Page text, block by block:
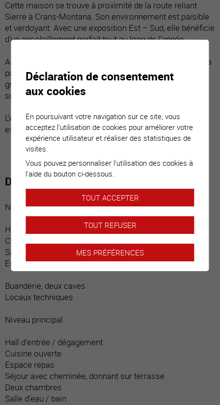
Cette maison se trouve à proximité de la route reliant
Sierre à Crans-Montana. Son environnement est paisible
et verdoyant. Avec une exposition Est – Sud, elle bénéficie
d’un ensoleillement parfait tout au long de l’année.
Au niveau supérieur de ce bien se trouve l’ensemble de la
partie habitable. Le séjour et la cuisine s’ouvrent sur une
grande terrasse d’angle. Deux chambres sont également
sur cet étage, une troisième au niveau inférieur.
L’ensemble de cette habitation, intérieurement et
extérieurement, nécessite une complète rénovation.
Distribution du bien
Niveau inférieur :
Hall d’entrée / dégagement
Chambre
Salle d’eau / bain
Escalier menant à l’étage supérieur
Buanderie, deux caves
Locaux techniques
Niveau principal :
Hall d’entrée / dégagement
Cuisine ouverte
Espace repas
Séjour avec cheminée, donnant sur terrasse
Deux chambres
Salle d’eau / bain
Déclaration de consentement
aux cookies
En poursuivant votre navigation sur ce site, vous
acceptez l'utilisation de cookies pour améliorer votre
expérience utilisateur et réaliser des statistiques de
visites.
Vous pouvez personnaliser l'utilisation des cookies à
l'aide du bouton ci-dessous.
TOUT ACCEPTER
TOUT REFUSER
MES PRÉFÉRENCES